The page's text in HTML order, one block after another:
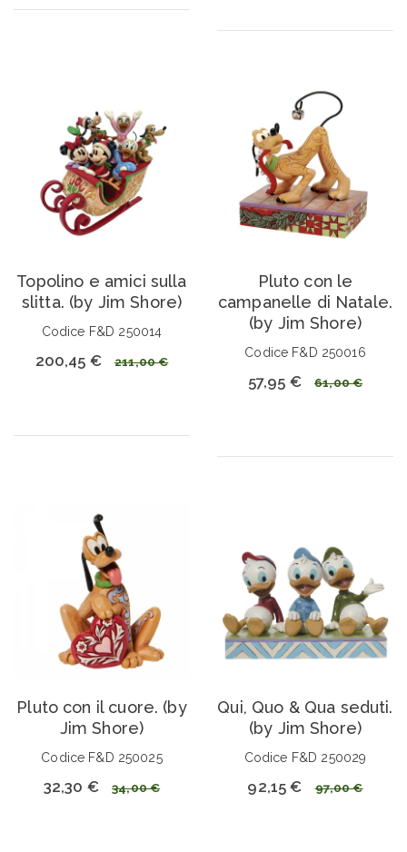
Topolino e amici sulla
slitta. (by Jim Shore)
Codice F&D 250014
200,45 € 211,00 €
Pluto con le
campanelle di Natale.
(by Jim Shore)
Codice F&D 250016
57,95 € 61,00 €
Pluto con il cuore. (by
Jim Shore)
Codice F&D 250025
32,30 € 34,00 €
Qui, Quo & Qua seduti.
(by Jim Shore)
Codice F&D 250029
92,15 € 97,00 €